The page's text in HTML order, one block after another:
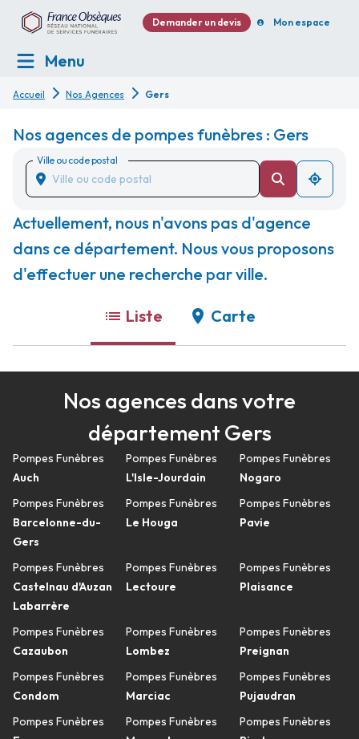
Demander un devis Mon espace
Menu
Accueil Nos Agences Gers
Nos agences de pompes funèbres : Gers
Ville ou code postal
Actuellement, nous n'avons pas d'agence
dans ce département. Nous vous proposons
d'effectuer une recherche par ville.
Liste Carte
Nos agences dans votre
département Gers
Pompes Funèbres
Auch
Pompes Funèbres
Barcelonne-du-
Gers
Pompes Funèbres
Castelnau d'Auzan
Labarrère
Pompes Funèbres
Cazaubon
Pompes Funèbres
Condom
Pompes Funèbres
Pompes Funèbres
L'Isle-Jourdain
Pompes Funèbres
Le Houga
Pompes Funèbres
Lectoure
Pompes Funèbres
Lombez
Pompes Funèbres
Marciac
Pompes Funèbres
Pompes Funèbres
Nogaro
Pompes Funèbres
Pavie
Pompes Funèbres
Plaisance
Pompes Funèbres
Preignan
Pompes Funèbres
Pujaudran
Pompes Funèbres